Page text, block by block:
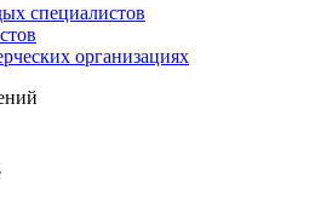
специалистов
организациях